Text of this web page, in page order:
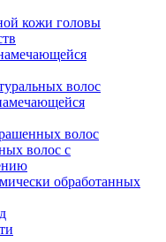
кожи головы
волос
волос
волос с
обработанных